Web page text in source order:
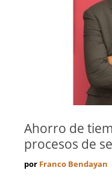
Ahorro de
procesos de
por Franco Bendayan